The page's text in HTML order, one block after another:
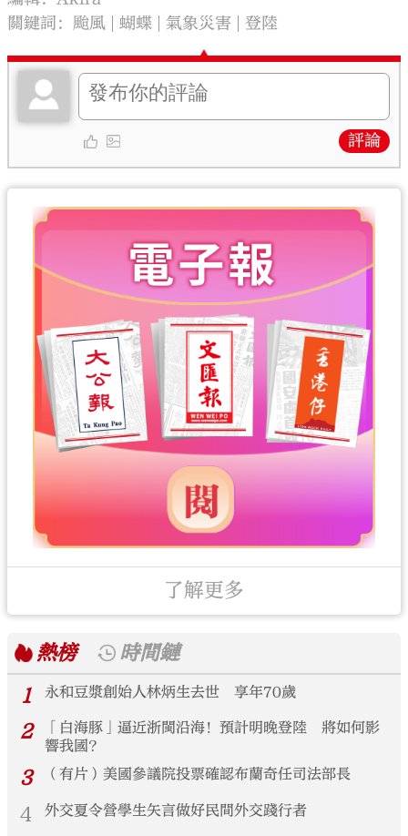
關鍵詞： 颱風 蝴蝶 氣象災害 登陸
評論
了解更多
熱榜
時間鏈
1
永和豆漿創始人林炳生去世 享年70歲
2
「白海豚」逼近浙閩沿海！預計明晚登陸 將如何影
響我國？
3 （有片）美國參議院投票確認布蘭奇任司法部長
4 外交夏令營學生矢言做好民間外交踐行者